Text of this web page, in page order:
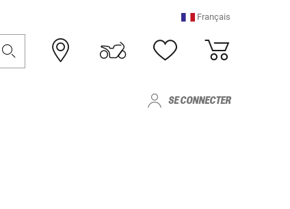
Français
SE CONNECTER